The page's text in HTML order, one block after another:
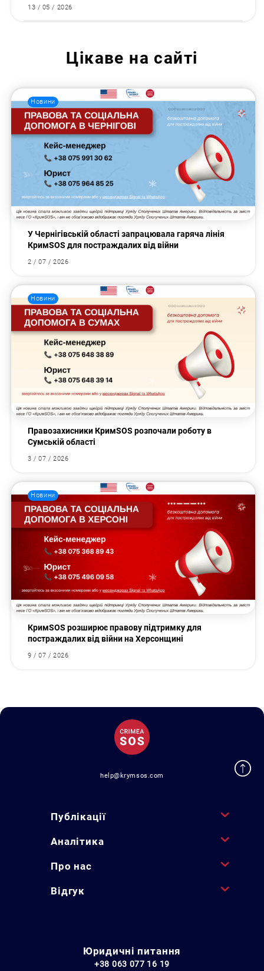
13 / 05 / 2026
Цікаве на сайті
Новини
У Чернігівській області запрацювала гаряча лінія
КримSOS для постраждалих від війни
2 / 07 / 2026
Новини
Правозахисники КримSOS розпочали роботу в
Сумській області
3 / 07 / 2026
Новини
КримSOS розширює правову підтримку для
постраждалих від війни на Херсонщині
9 / 07 / 2026
help@krymsos.com
Публікації
Аналітика
Про нас
Відгук
Юридичні питання
+38 063 077 16 19